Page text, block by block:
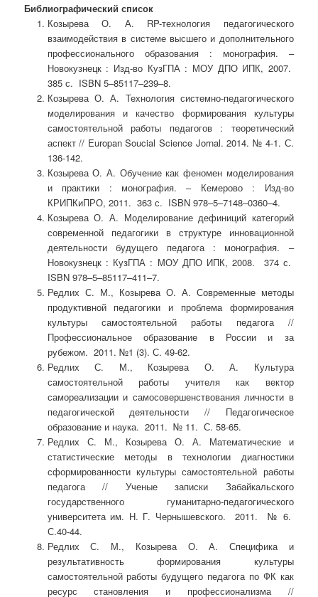
Библиографический список
Козырева О. А. RP-технология педагогического
взаимодействия в системе высшего и дополнительного
профессионального образования : монография. –
Новокузнецк : Изд-во КузГПА : МОУ ДПО ИПК, 2007.
385 с. ISBN 5–85117–239–8.
Козырева О. А. Технология системно-педа­го­гического
моделирования и качество формирования культуры
самостоятельной работы педагогов : теоретический
аспект // Europan Soucial Science Jornal. 2014. № 4-1. С.
136-142.
Козырева О. А. Обучение как феномен моделирования
и практики : монография. – Кемерово : Изд-во
КРИПКиПРО, 2011. 363 с. ISBN 978–5–7148–0360–4.
Козырева О. А. Моделирование дефиниций категорий
современной педагогики в структуре инновационной
деятельности будущего педагога : монография. –
Новокузнецк : КузГПА : МОУ ДПО ИПК, 2008. 374 с.
ISBN 978–5–85117–411–7.
Редлих С. М., Козырева О. А. Современные методы
продуктивной педагогики и проблема формирования
культуры самостоятельной работы педагога //
Профессиональное образование в России и за
рубежом. 2011. №1 (3). С. 49-62.
Редлих С. М., Козырева О. А. Культура
самостоятельной работы учителя как вектор
самореализации и самосовершенствования личности в
педагогической деятельности // Педагогическое
образование и наука. 2011. № 11. С. 58-65.
Редлих С. М., Козырева О. А. Математические и
статистические методы в технологии диагностики
сформированности культуры самостоятельной работы
педагога // Ученые записки Забайкальского
государственного гуманитарно-педагогического
университета им. Н. Г. Чернышевского. 2011. № 6.
С.40-44.
Редлих С. М., Козырева О. А. Специфика и
результативность формирования культуры
самостоятельной работы будущего педагога по ФК как
ресурс становления и профессионализма //